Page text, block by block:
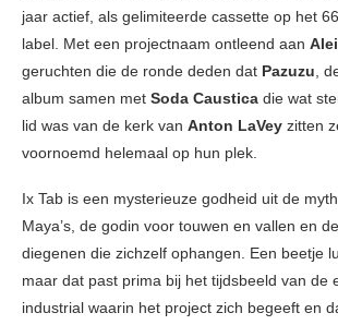
jaar actief, als gelimiteerde cassette op het
label. Met een projectnaam ontleend aan
geruchten die de ronde deden dat Pazuzu,
album samen met Soda Caustica die wat
lid was van de kerk van Anton LaVey zitten
voornoemd helemaal op hun plek.
Ix Tab is een mysterieuze godheid uit de
Maya’s, de godin voor touwen en vallen en
diegenen die zichzelf ophangen. Een beetje
maar dat past prima bij het tijdsbeeld van de
industrial waarin het project zich begeeft en